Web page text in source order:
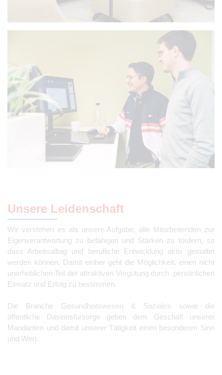
Unsere Leidenschaft
Wir verstehen es als unsere Aufgabe, alle Mitarbeitenden zur
Eigenverantwortung zu befähigen und Stärken zu fördern, so
dass Arbeitsalltag und berufliche Entwicklung aktiv gestaltet
werden können. Damit einher geht die Möglichkeit, einen nicht
unerheblichen Teil der attraktiven Vergütung durch persönlichen
Einsatz und Erfolg zu bestimmen.
Die Branche Gesundheitswesen & Soziales sowie die
öffentliche Daseinsfürsorge geben dem Geschäft unserer
Mandanten und damit unserer Tätigkeit einen besonderen Sinn
und Wert.